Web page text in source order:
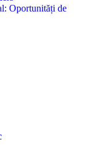
Oportunități de